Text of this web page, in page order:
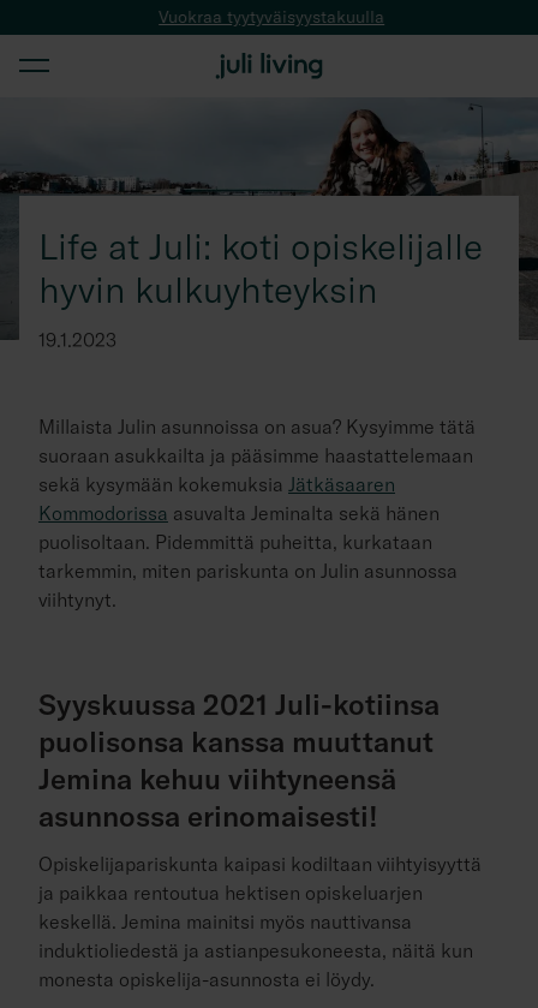
Vuokraa tyytyväisyystakuulla
Life at Juli: koti opiskelijalle
hyvin kulkuyhteyksin
19.1.2023
Millaista Julin asunnoissa on asua? Kysyimme tätä
suoraan asukkailta ja pääsimme haastattelemaan
sekä kysymään kokemuksia Jätkäsaaren
Kommodorissa asuvalta Jeminalta sekä hänen
puolisoltaan. Pidemmittä puheitta, kurkataan
tarkemmin, miten pariskunta on Julin asunnossa
viihtynyt.
Syyskuussa 2021 Juli-kotiinsa
puolisonsa kanssa muuttanut
Jemina kehuu viihtyneensä
asunnossa erinomaisesti!
Opiskelijapariskunta kaipasi kodiltaan viihtyisyyttä
ja paikkaa rentoutua hektisen opiskeluarjen
keskellä. Jemina mainitsi myös nauttivansa
induktioliedestä ja astianpesukoneesta, näitä kun
monesta opiskelija-asunnosta ei löydy.